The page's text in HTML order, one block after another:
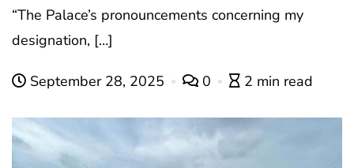
“The Palace’s pronouncements concerning my
designation, […]
September 28, 2025 0 2 min read